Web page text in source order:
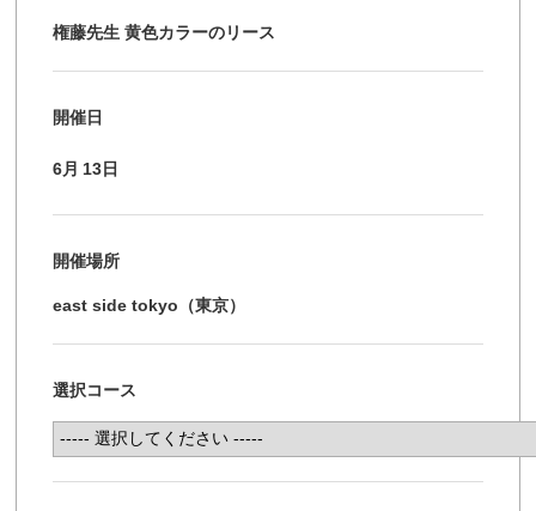
権藤先生 黄色カラーのリース
開催日
6月 13日
開催場所
east side tokyo（東京）
選択コース